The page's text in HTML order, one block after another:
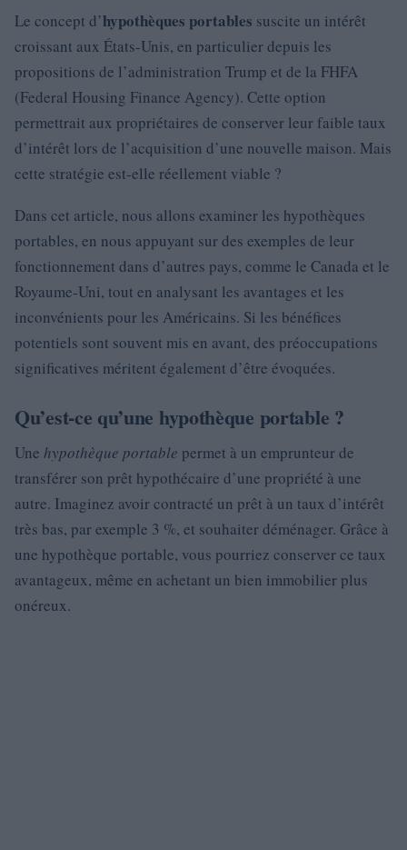
Le concept d’hypothèques portables suscite un intérêt
croissant aux États-Unis, en particulier depuis les
propositions de l’administration Trump et de la FHFA
(Federal Housing Finance Agency). Cette option
permettrait aux propriétaires de conserver leur faible taux
d’intérêt lors de l’acquisition d’une nouvelle maison. Mais
cette stratégie est-elle réellement viable ?
Dans cet article, nous allons examiner les hypothèques
portables, en nous appuyant sur des exemples de leur
fonctionnement dans d’autres pays, comme le Canada et le
Royaume-Uni, tout en analysant les avantages et les
inconvénients pour les Américains. Si les bénéfices
potentiels sont souvent mis en avant, des préoccupations
significatives méritent également d’être évoquées.
Qu’est-ce qu’une hypothèque portable ?
Une hypothèque portable permet à un emprunteur de
transférer son prêt hypothécaire d’une propriété à une
autre. Imaginez avoir contracté un prêt à un taux d’intérêt
très bas, par exemple 3 %, et souhaiter déménager. Grâce à
une hypothèque portable, vous pourriez conserver ce taux
avantageux, même en achetant un bien immobilier plus
onéreux.